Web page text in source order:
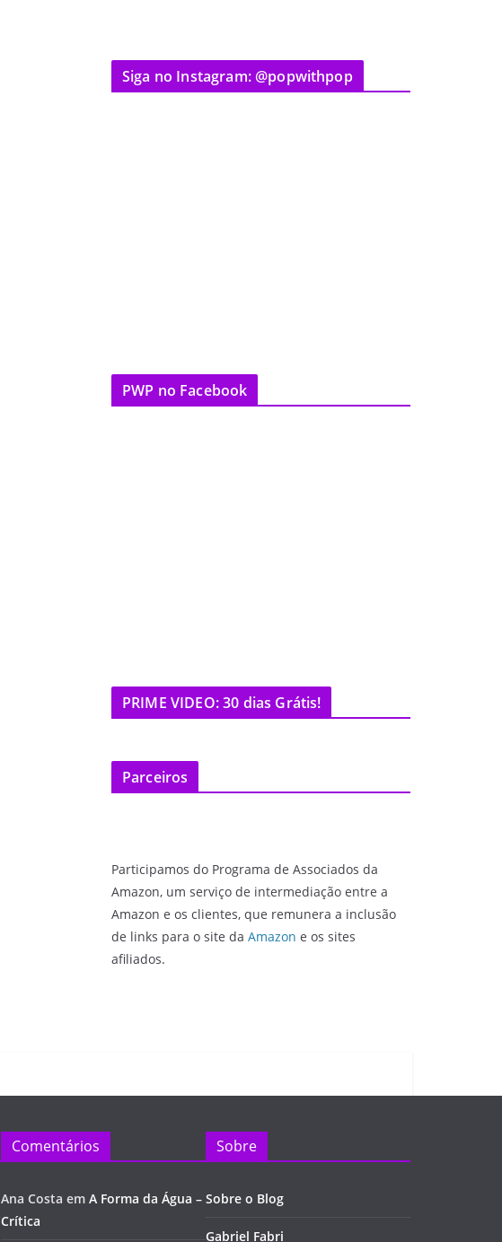
Siga no Instagram: @popwithpop
PWP no Facebook
PRIME VIDEO: 30 dias Grátis!
Parceiros
Participamos do Programa de Associados da
Amazon, um serviço de intermediação entre a
Amazon e os clientes, que remunera a inclusão
de links para o site da Amazon e os sites
afiliados.
Comentários
Ana Costa em A Forma da Água –
Crítica
Sobre
Sobre o Blog
Gabriel Fabri